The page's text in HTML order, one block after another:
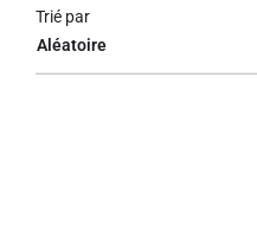
Aléatoire
Trié par